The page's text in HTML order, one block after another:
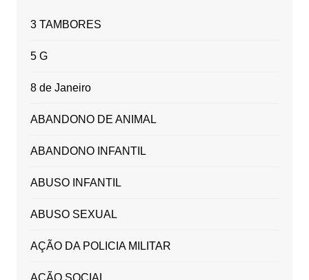
3 TAMBORES
5 G
8 de Janeiro
ABANDONO DE ANIMAL
ABANDONO INFANTIL
ABUSO INFANTIL
ABUSO SEXUAL
AÇÃO DA POLICIA MILITAR
AÇÃO SOCIAL